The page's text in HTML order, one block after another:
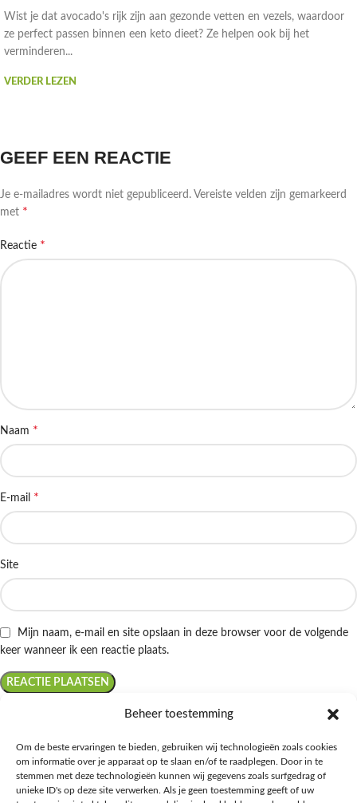
Beheer toestemming
Om de beste ervaringen te bieden, gebruiken wij technologieën zoals cookies
om informatie over je apparaat op te slaan en/of te raadplegen. Door in te
stemmen met deze technologieën kunnen wij gegevens zoals surfgedrag of
unieke ID's op deze site verwerken. Als je geen toestemming geeft of uw
Wist je dat avocado's rijk zijn aan gezonde vetten en vezels, waardoor
ze perfect passen binnen een keto dieet? Ze helpen ook bij het
verminderen...
VERDER LEZEN
GEEF EEN REACTIE
Je e-mailadres wordt niet gepubliceerd. Vereiste velden zijn gemarkeerd
met *
Reactie *
Naam *
E-mail *
Site
Mijn naam, e-mail en site opslaan in deze browser voor de volgende
keer wanneer ik een reactie plaats.
Ontdek de beste keto-vriendelijke keuzes van Albert Heijn, verrijk je
kennis met onze diepgaande blogs over het keto-dieet, en deel jouw